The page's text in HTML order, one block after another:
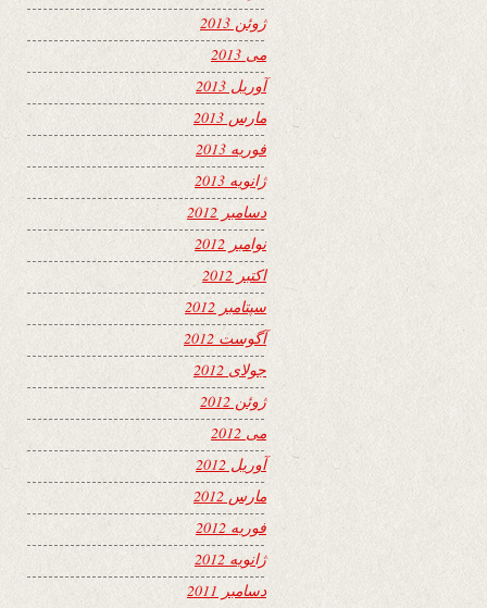
ژوئن 2013
می 2013
آوریل 2013
مارس 2013
فوریه 2013
ژانویه 2013
دسامبر 2012
نوامبر 2012
اکتبر 2012
سپتامبر 2012
آگوست 2012
جولای 2012
ژوئن 2012
می 2012
آوریل 2012
مارس 2012
فوریه 2012
ژانویه 2012
دسامبر 2011